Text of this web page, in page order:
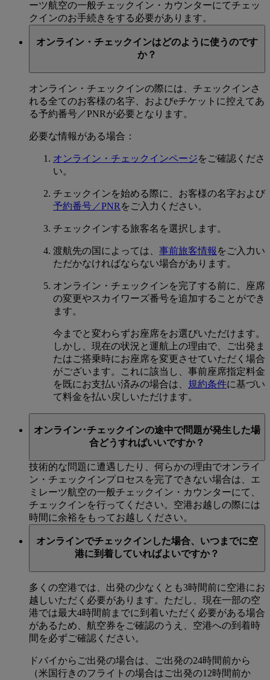
ーツ航空の一般チェックイン・カウンターにてチェッ
クインのお手続きをする必要があります。
オンライン・チェックインはどのように使うのです
か？
オンライン・チェックインの際には、チェックインさ
れる全てのお客様の名字、およびeチケットに控えてあ
る予約番号／PNRが必要となります。
必要な情報がある場合：
オンライン・チェックインページをご確認くださ
い。
チェックインを始める際に、お客様の名字および
予約番号／PNR をご入力ください。
チェックインする旅客名を選択します。
渡航先の国によっては、 事前旅客情報 をご入力い
ただかなければならない場合があります。
オンライン・チェックインを完了する前に、座席
の変更やスカイワーズ番号を追加することができ
ます。
今までと変わらずお座席をお選びいただけます。
しかし、現在の状況と運航上の理由で、ご出発ま
たはご搭乗時にお座席を変更させていただく場合
がございます。これに該当し、事前座席指定料金
を既にお支払い済みの場合は、 規約条件に基づい
て料金を払い戻しいただけます。
オンライン･チェックインの途中で問題が発生した場
合どうすればいいですか？
技術的な問題に遭遇したり、何らかの理由でオンライ
ン・チェックインプロセスを完了できない場合は、エ
ミレーツ航空の一般チェックイン・カウンターにて、
チェックインを行ってください。空港お越しの際には
時間に余裕をもってお越しください。
オンラインでチェックインした場合、いつまでに空
港に到着していればよいですか？
多くの空港では、出発の少なくとも3時間前に空港にお
越しいただく必要があります。ただし、現在一部の空
港では最大4時間前までに到着いただく必要がある場合
があるため、航空券をご確認のうえ、空港への到着時
間を必ずご確認ください。
ドバイからご出発の場合は、ご出発の24時間前から
（米国行きのフライトの場合はご出発の12時間前か